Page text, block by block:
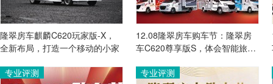
隆翠房车麒麟C620玩家版-X，
全新布局，打造一个移动的小家
12.08隆翠房车购车节：隆翠房
车C620尊享版S，体会智能旅居
专业评测
专业评测